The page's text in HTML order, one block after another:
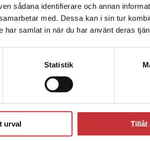
sådana identifierare och annan
med. Dessa kan i sin tur
har samlat in när du har använt deras
Statistik
urval Tillåt
inte leveranser utanför
ett köp måste
Läs mer
med
och
Hon är
Anita Simon,
och har